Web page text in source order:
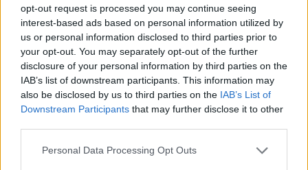
opt-out request is processed you may continue seeing
interest-based ads based on personal information utilized by
us or personal information disclosed to third parties prior to
your opt-out. You may separately opt-out of the further
disclosure of your personal information by third parties on the
IAB’s list of downstream participants. This information may
also be disclosed by us to third parties on the IAB’s List of
Downstream Participants that may further disclose it to other
Personal Data Processing Opt Outs
PLUS
Satser på Sting, øker
salget